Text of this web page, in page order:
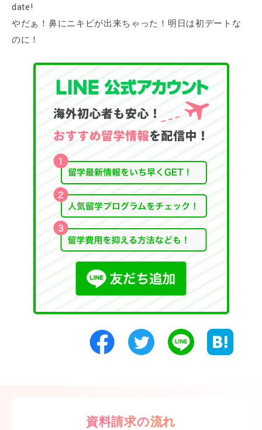
date!
やだぁ！鼻にニキビが出来ちゃった！明日は初デートな
のに！
資料請求の流れ